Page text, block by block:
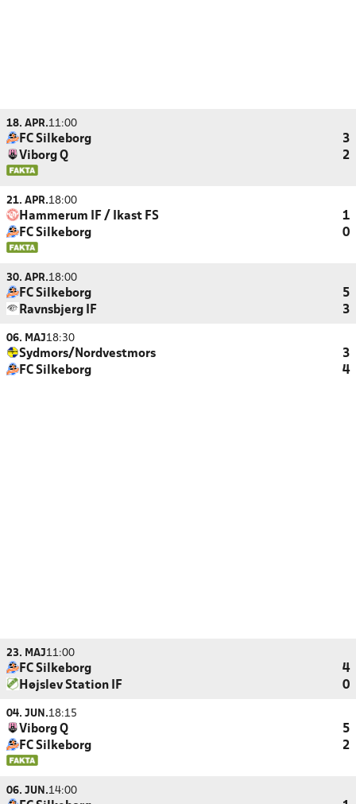
18. APR.11:00
FC Silkeborg
3
Viborg Q
2
21. APR.18:00
Hammerum IF / Ikast FS
1
FC Silkeborg
0
30. APR.18:00
FC Silkeborg
5
Ravnsbjerg IF
3
06. MAJ18:30
Sydmors/Nordvestmors
3
FC Silkeborg
4
23. MAJ11:00
FC Silkeborg
4
Højslev Station IF
0
04. JUN.18:15
Viborg Q
5
FC Silkeborg
2
06. JUN.14:00